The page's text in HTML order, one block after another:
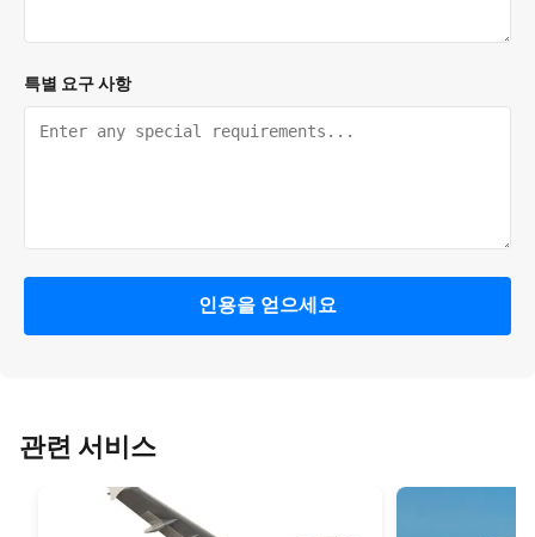
특별 요구 사항
인용을 얻으세요
관련 서비스